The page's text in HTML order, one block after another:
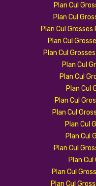
Plan Cul
Plan Cul
Plan Cul
Plan Cul
Plan Cul
Plan Cul
Plan Cul
Plan Cul
Plan Cul
Plan Cul
Plan Cul
Plan Cul
Plan Cul
Plan
Plan Cul
Plan Cul